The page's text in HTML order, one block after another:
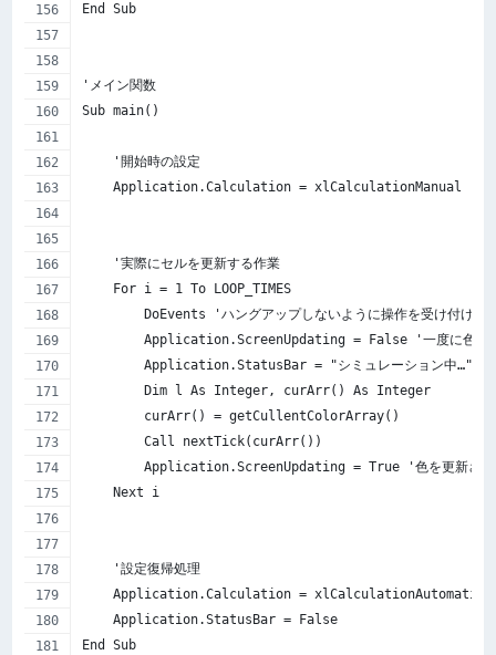
End Sub
'メイン関数
Sub main()
    '開始時の設定
    Application.Calculation = xlCalculationManual
    '実際にセルを更新する作業
    For i = 1 To LOOP_TIMES
        DoEvents 'ハングアップしないように操作を受け付ける
Application.ScreenUpdating = False '一度に色を更
Application.StatusBar = "シミュレーション中…"
        Dim l As Integer, curArr() As Integer
        curArr() = getCullentColorArray()
        Call nextTick(curArr())
Application.ScreenUpdating = True '色を更新させ
    Next i
    '設定復帰処理
    Application.Calculation = xlCalculationAutomatic
    Application.StatusBar = False
End Sub